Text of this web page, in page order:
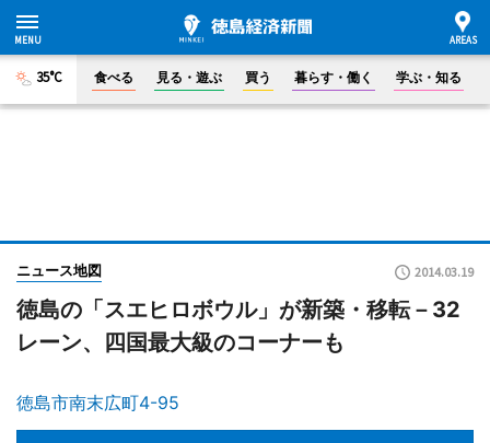
35°C 食べる 見る・遊ぶ 買う 暮らす・働く 学ぶ・知る
ニュース地図 2014.03.19
徳島の「スエヒロボウル」が新築・移転－32
レーン、四国最大級のコーナーも
徳島市南末広町4-95